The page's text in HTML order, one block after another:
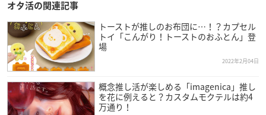
【イベント出演者】
梶田大嗣
加瀬雅洋
坂本佳史
佐々木亮
望月英
山本智哉 and more…
※敬称略
オタ活の関連記事
トーストが推しのお布団に…！？カプセル
トイ「こんがり！トーストのおふとん」登
場
2022年2月04日
概念推し活が楽しめる「imagenica」推し
を花に例えると？カスタムモクテルは約4
万通り！